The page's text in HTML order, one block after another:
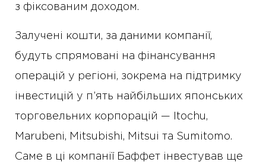
з фіксованим доходом.
Залучені кошти, за даними компанії,
будуть спрямовані на фінансування
операцій у регіоні, зокрема на підтримку
інвестицій у п’ять найбільших японських
торговельних корпорацій — Itochu,
Marubeni, Mitsubishi, Mitsui та Sumitomo.
Саме в ці компанії Баффет інвестував ще